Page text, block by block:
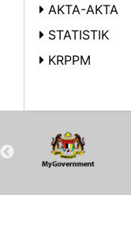
AKTA-AKTA
STATISTIK
KRPPM